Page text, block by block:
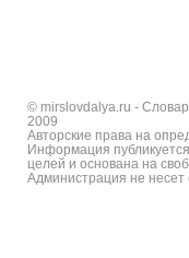
© mirslovdalya.ru -
2009
Авторские права на
Информация
целей и основана на
Администрация не несет